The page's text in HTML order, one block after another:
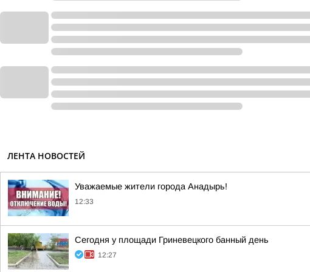
ЛЕНТА НОВОСТЕЙ
Уважаемые жители города Анадырь!
12:33
Сегодня у площади Гриневецкого банный день
12:27